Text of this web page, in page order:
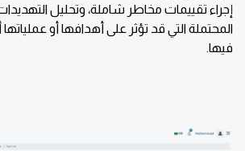
إجراء تقييمات مخاطر شاملة، وتحليل
المحتملة التي قد تؤثر على أهدافها أو
فيها.